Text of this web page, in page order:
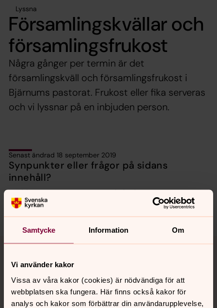
Samtycke Information Om
Vi använder kakor
Vissa av våra kakor (cookies) är nödvändiga för att
webbplatsen ska fungera. Här finns också kakor för
analys och kakor som förbättrar din användarupplevelse,
Lyssna
Församlingskvällar och
församlingsfrukost
Några gånger per termin är det
församlingskväll och församlingsfrukost i
Bjärnums pastorat. Frukost eller fika serveras
och vi lyssnar på en inbjuden person.
Senast ändrad 18 september 2019
Synpunkter eller frågor på sidans
innehåll?
bjarnums.pastorat@svenskakyrkan.se
Dela
Kontakt